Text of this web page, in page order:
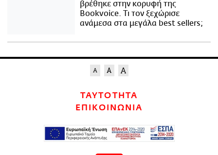
βρέθηκε στην κορυφή της
Bookvoice. Τι τον ξεχώρισε
ανάμεσα στα μεγάλα best sellers;
ΤΑΥΤΟΤΗΤΑ
ΕΠΙΚΟΙΝΩΝΙΑ